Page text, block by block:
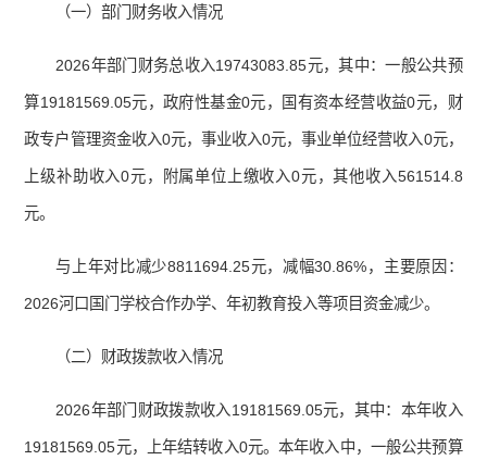
（一）部门财务收入情况
2026年部门财务总收入19743083.85元，其中：一般公共预
算19181569.05元，政府性基金0元，国有资本经营收益0元，财
政专户管理资金收入0元，事业收入0元，事业单位经营收入0元，
上级补助收入0元，附属单位上缴收入0元，其他收入561514.8
元。
与上年对比减少8811694.25元，减幅30.86%，主要原因：
2026河口国门学校合作办学、年初教育投入等项目资金减少。
（二）财政拨款收入情况
2026年部门财政拨款收入19181569.05元，其中：本年收入
19181569.05元，上年结转收入0元。本年收入中，一般公共预算